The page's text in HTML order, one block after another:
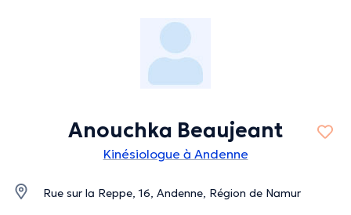
Anouchka Beaujeant
Kinésiologue à Andenne
Rue sur la Reppe, 16, Andenne, Région de Namur